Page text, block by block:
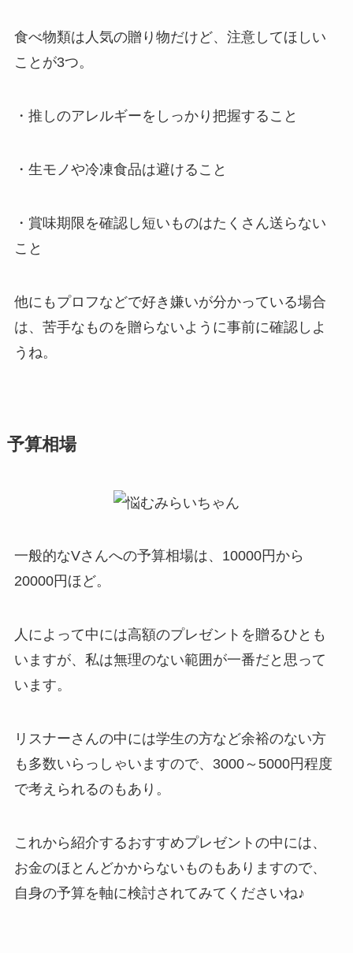
食べ物類は人気の贈り物だけど、注意してほしい
ことが3つ。
・推しのアレルギーをしっかり把握すること
・生モノや冷凍食品は避けること
・賞味期限を確認し短いものはたくさん送らない
こと
他にもプロフなどで好き嫌いが分かっている場合
は、苦手なものを贈らないように事前に確認しよ
うね。
予算相場
一般的なVさんへの予算相場は、10000円から
20000円 ほど。
人によって中には高額のプレゼントを贈るひとも
いますが、 私は無理のない範囲が一番だと思って
います。
リスナーさんの中には学生の方など余裕のない方
も多数いらっしゃいますので、3000～5000円程度
で考えられるのもあり。
これから紹介するおすすめプレゼントの中には、
お金のほとんどかからないものもありますので、
自身の予算を軸に検討されてみてくださいね♪